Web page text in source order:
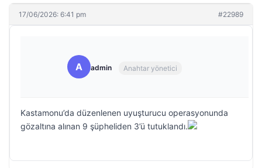
17/06/2026: 6:41 pm #22989
A admin Anahtar yönetici
Kastamonu’da düzenlenen uyuşturucu operasyonunda
gözaltına alınan 9 şüpheliden 3’ü tutuklandı.